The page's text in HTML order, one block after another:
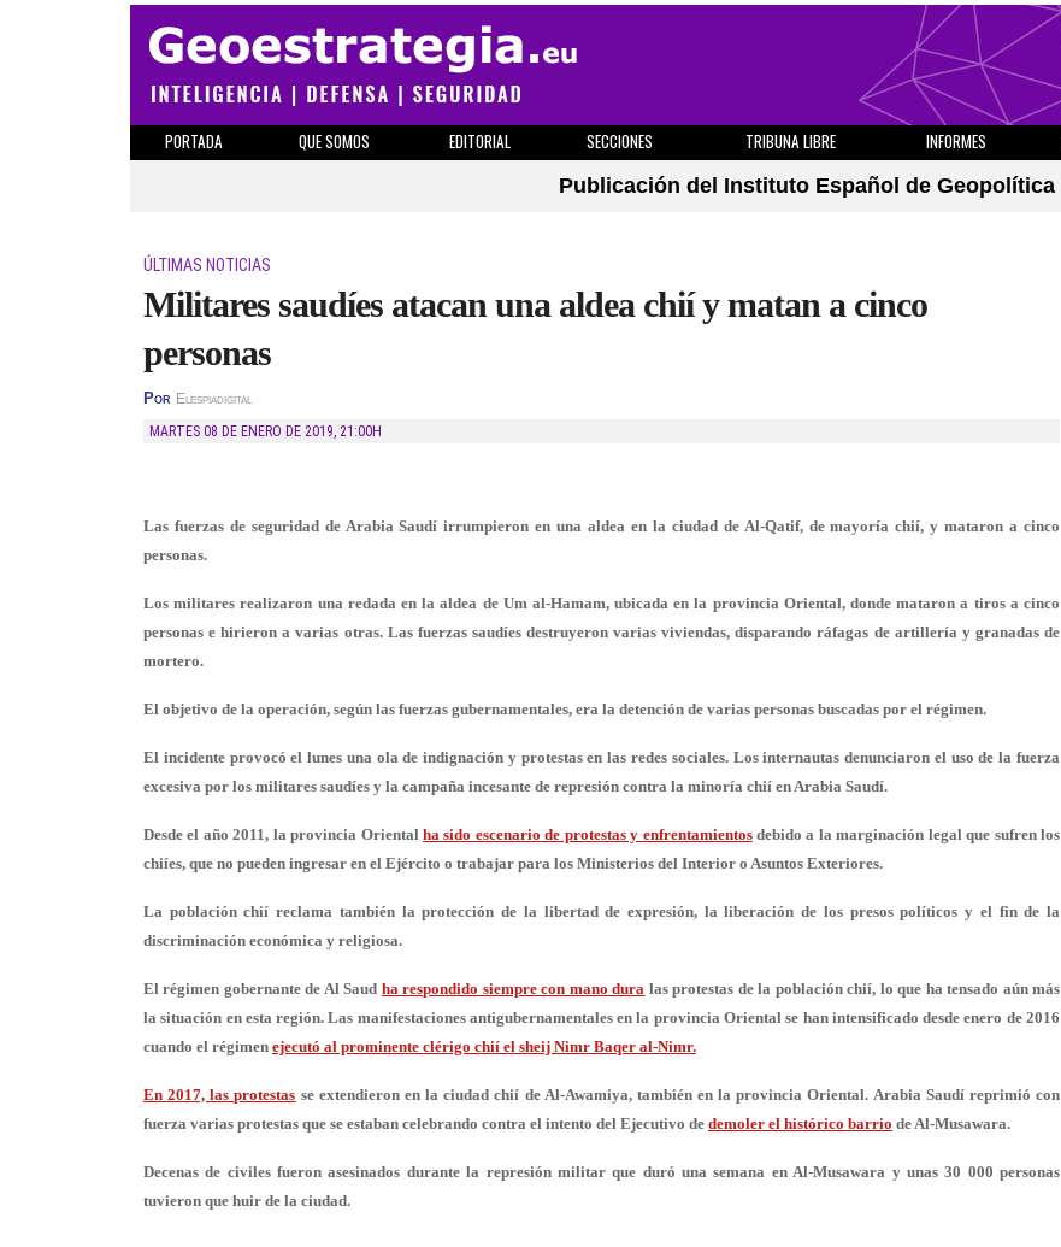
PORTADA QUE SOMOS EDITORIAL SECCIONES TRIBUNA LIBRE INFORMES
Publicación del Instituto Español de Geopolítica
ÚLTIMAS NOTICIAS
Militares saudíes atacan una aldea chií y matan a cinco
personas
Por Elespiadigital
MARTES 08 DE ENERO DE 2019, 21:00H
Las fuerzas de seguridad de Arabia Saudí irrumpieron en una aldea en la ciudad de Al-Qatif, de mayoría chií, y mataron a cinco
personas.
Los militares realizaron una redada en la aldea de Um al-Hamam, ubicada en la provincia Oriental, donde mataron a tiros a cinco
personas e hirieron a varias otras. Las fuerzas saudíes destruyeron varias viviendas, disparando ráfagas de artillería y granadas de
mortero.
El objetivo de la operación, según las fuerzas gubernamentales, era la detención de varias personas buscadas por el régimen.
El incidente provocó el lunes una ola de indignación y protestas en las redes sociales. Los internautas denunciaron el uso de la fuerza
excesiva por los militares saudíes y la campaña incesante de represión contra la minoría chií en Arabia Saudí.
Desde el año 2011, la provincia Oriental ha sido escenario de protestas y enfrentamientosdebido a la marginación legal que sufren los
chiíes, que no pueden ingresar en el Ejército o trabajar para los Ministerios del Interior o Asuntos Exteriores.
La población chií reclama también la protección de la libertad de expresión, la liberación de los presos políticos y el fin de la
discriminación económica y religiosa.
El régimen gobernante de Al Saud ha respondido siempre con mano dura las protestas de la población chií, lo que ha tensado aún más
la situación en esta región. Las manifestaciones antigubernamentales en la provincia Oriental se han intensificado desde enero de 2016
cuando el régimen ejecutó al prominente clérigo chií el sheij Nimr Baqer al-Nimr.
En 2017, las protestas se extendieron en la ciudad chií de Al-Awamiya, también en la provincia Oriental. Arabia Saudí reprimió con
fuerza varias protestas que se estaban celebrando contra el intento del Ejecutivo de demoler el histórico barrio de Al-Musawara.
Decenas de civiles fueron asesinados durante la represión militar que duró una semana en Al-Musawara y unas 30 000 personas
tuvieron que huir de la ciudad.